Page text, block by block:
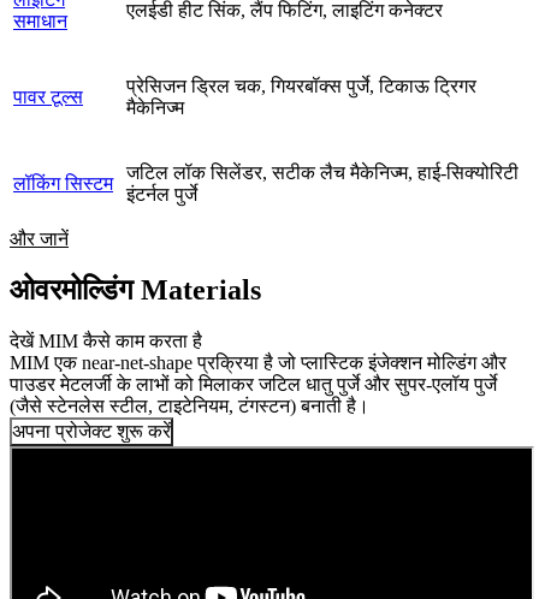
समाधान
एलईडी हीट सिंक, लैंप फिटिंग, लाइटिंग कनेक्टर
पावर टूल्स
प्रेसिजन ड्रिल चक, गियरबॉक्स पुर्जे, टिकाऊ ट्रिगर
मैकेनिज्म
लॉकिंग सिस्टम
जटिल लॉक सिलेंडर, सटीक लैच मैकेनिज्म, हाई-सिक्योरिटी
इंटर्नल पुर्जे
और जानें
ओवरमोल्डिंग Materials
देखें MIM कैसे काम करता है
MIM एक near-net-shape प्रक्रिया है जो प्लास्टिक इंजेक्शन मोल्डिंग और
पाउडर मेटलर्जी के लाभों को मिलाकर जटिल धातु पुर्जे और सुपर-एलॉय पुर्जे
(जैसे स्टेनलेस स्टील, टाइटेनियम, टंगस्टन) बनाती है।
अपना प्रोजेक्ट शुरू करें